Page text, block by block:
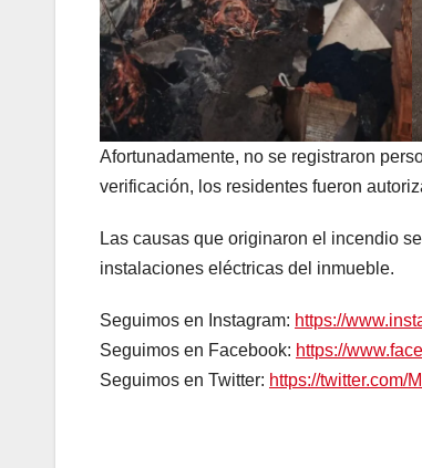
Afortunadamente, no se registraron
verificación, los residentes fueron
Las causas que originaron el incendio
instalaciones eléctricas del inmueble.
Seguimos en Instagram: https://
Seguimos en Facebook: https://
Seguimos en Twitter: https://twitter.com/